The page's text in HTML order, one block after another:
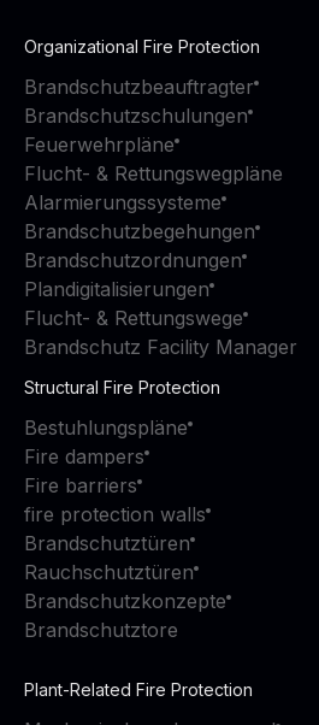
Organizational Fire Protection
Brandschutzbeauftragter
Brandschutzschulungen
Feuerwehrpläne
Flucht- & Rettungswegpläne
Alarmierungssysteme
Brandschutzbegehungen
Brandschutzordnungen
Plandigitalisierungen
Flucht- & Rettungswege
Brandschutz Facility Manager
Structural Fire Protection
Bestuhlungspläne
Fire dampers
Fire barriers
fire protection walls
Brandschutztüren
Rauchschutztüren
Brandschutzkonzepte
Brandschutztore
Plant-Related Fire Protection